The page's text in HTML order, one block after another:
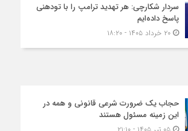
سردار شکارچی: هر تهدید ترامپ را با تودهنی
پاسخ داده‌ایم
۲۰ خرداد ۱۴۰۵ - ۱۸:۲۰
حجاب یک ضرورت شرعی قانونی و همه در
این زمینه مسئول هستند